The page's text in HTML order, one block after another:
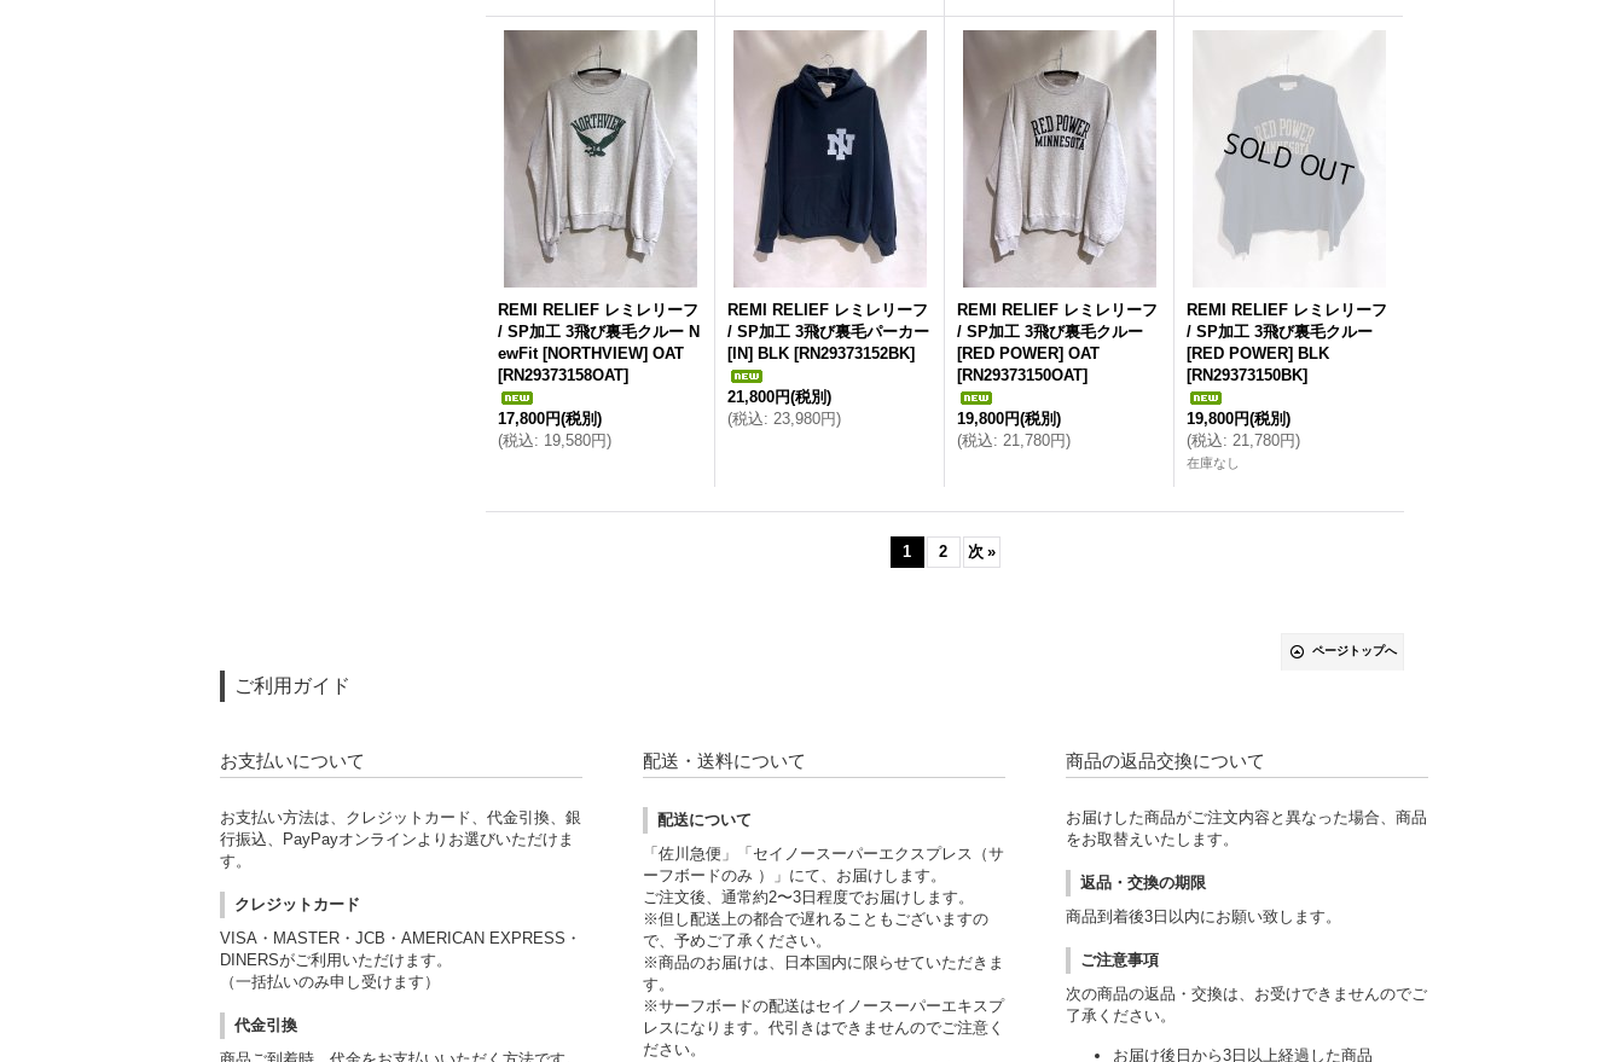
REMI RELIEF レミレリーフ
/ SP加工 3飛び裏毛クルー N
ewFit [NORTHVIEW] OAT
[RN29373158OAT]
17,800円(税別)
(税込: 19,580円)
REMI RELIEF レミレリーフ
/ SP加工 3飛び裏毛パーカー
[IN] BLK [RN29373152BK]
21,800円(税別)
(税込: 23,980円)
REMI RELIEF レミレリーフ
/ SP加工 3飛び裏毛クルー
[RED POWER] OAT
[RN29373150OAT]
19,800円(税別)
(税込: 21,780円)
REMI RELIEF レミレリーフ
/ SP加工 3飛び裏毛クルー
[RED POWER] BLK
[RN29373150BK]
19,800円(税別)
(税込: 21,780円)
在庫なし
1 2 次 »
ページトップへ
ご利用ガイド
お支払いについて
お支払い方法は、クレジットカード、代金引換、銀
行振込、PayPayオンラインよりお選びいただけま
す。
クレジットカード
VISA・MASTER・JCB・AMERICAN EXPRESS・
DINERSがご利用いただけます。
（一括払いのみ申し受けます）
代金引換
配送・送料について
配送について
「佐川急便」「セイノースーパーエクスプレス（サ
ーフボードのみ ）」にて、お届けします。
ご注文後、通常約2〜3日程度でお届けします。
※但し配送上の都合で遅れることもございますの
で、予めご了承ください。
※商品のお届けは、日本国内に限らせていただきま
す。
※サーフボードの配送はセイノースーパーエキスプ
レスになります。代引きはできませんのでご注意く
ださい。
商品の返品交換について
お届けした商品がご注文内容と異なった場合、商品
をお取替えいたします。
返品・交換の期限
商品到着後3日以内にお願い致します。
ご注意事項
次の商品の返品・交換は、お受けできませんのでご
了承ください。
お届け後日から3日以上経過した商品